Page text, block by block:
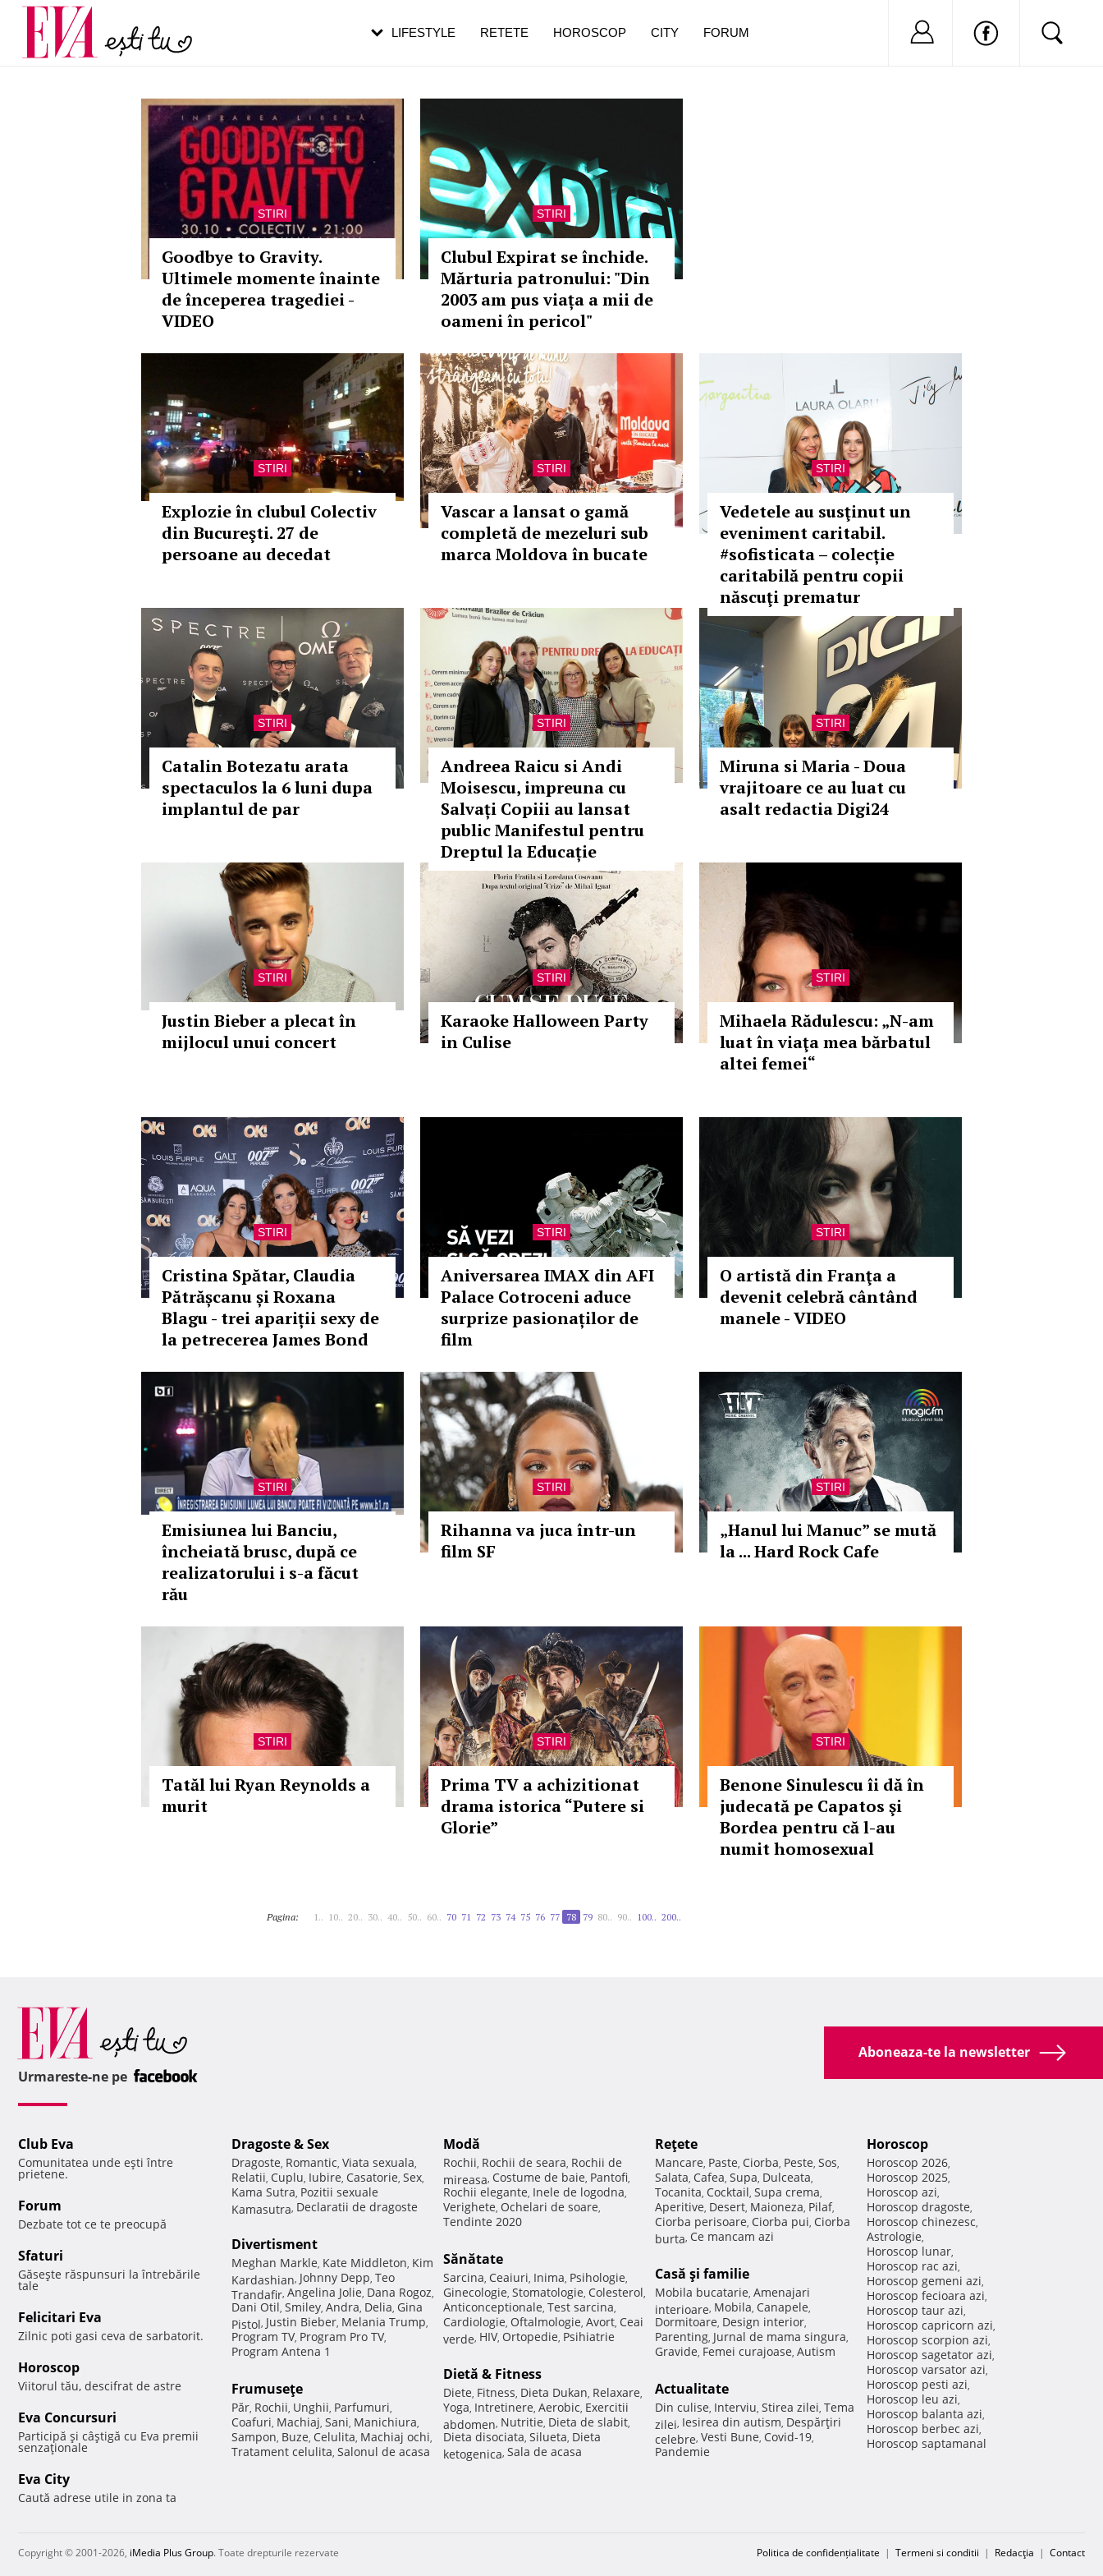
STIRI
Goodbye to Gravity.
Ultimele momente înainte
de începerea tragediei -
VIDEO
STIRI
Clubul Expirat se închide.
Mărturia patronului: "Din
2003 am pus viața a mii de
oameni în pericol"
STIRI
Explozie în clubul Colectiv
din Bucureşti. 27 de
persoane au decedat
STIRI
Vascar a lansat o gamă
completă de mezeluri sub
marca Moldova în bucate
STIRI
Vedetele au susţinut un
eveniment caritabil.
#sofisticata – colecție
caritabilă pentru copii
născuţi prematur
STIRI
Catalin Botezatu arata
spectaculos la 6 luni dupa
implantul de par
STIRI
Andreea Raicu si Andi
Moisescu, impreuna cu
Salvați Copiii au lansat
public Manifestul pentru
Dreptul la Educație
STIRI
Miruna si Maria - Doua
vrajitoare ce au luat cu
asalt redactia Digi24
STIRI
Justin Bieber a plecat în
mijlocul unui concert
STIRI
Karaoke Halloween Party
in Culise
STIRI
Mihaela Rădulescu: „N-am
luat în viaţa mea bărbatul
altei femei“
STIRI
Cristina Spătar, Claudia
Pătrășcanu și Roxana
Blagu - trei apariții sexy de
la petrecerea James Bond
STIRI
Aniversarea IMAX din AFI
Palace Cotroceni aduce
surprize pasionaților de
film
STIRI
O artistă din Franţa a
devenit celebră cântând
manele - VIDEO
STIRI
Emisiunea lui Banciu,
încheiată brusc, după ce
realizatorului i s-a făcut
rău
STIRI
Rihanna va juca într-un
film SF
STIRI
„Hanul lui Manuc” se mută
la ... Hard Rock Cafe
STIRI
Tatăl lui Ryan Reynolds a
murit
STIRI
Prima TV a achizitionat
drama istorica “Putere si
Glorie”
STIRI
Benone Sinulescu îi dă în
judecată pe Capatos şi
Bordea pentru că l-au
numit homosexual
Pagina: 1.. 10.. 20.. 30.. 40.. 50.. 60.. 70 71 72 73 74 75 76 77 78 79 80.. 90.. 100.. 200..
LIFESTYLE RETETE HOROSCOP CITY FORUM Nu ai cont?
Carieră
Actualitate
pe măsură ce înaintezi în vârstă
de dureroasă este investigația
Aboneaza-te la newsletter
Urmareste-ne pe
Club Eva
Comunitatea unde eşti între
prietene.
Forum
Dezbate tot ce te preocupă
Sfaturi
Găseşte răspunsuri la întrebările
tale
Felicitari Eva
Zilnic poti gasi ceva de sarbatorit.
Horoscop
Viitorul tău, descifrat de astre
Eva Concursuri
Participă şi câştigă cu Eva premii
senzaţionale
Eva City
Caută adrese utile in zona ta
Dragoste & Sex
Dragoste, Romantic, Viata sexuala,
Relatii, Cuplu, Iubire, Casatorie, Sex,
Kama Sutra, Pozitii sexuale
Kamasutra, Declaratii de dragoste
Divertisment
Meghan Markle, Kate Middleton, Kim
Kardashian, Johnny Depp, Teo
Trandafir, Angelina Jolie, Dana Rogoz,
Dani Otil, Smiley, Andra, Delia, Gina
Pistol, Justin Bieber, Melania Trump,
Program TV, Program Pro TV,
Program Antena 1
Frumuseţe
Păr, Rochii, Unghii, Parfumuri,
Coafuri, Machiaj, Sani, Manichiura,
Sampon, Buze, Celulita, Machiaj ochi,
Tratament celulita, Salonul de acasa
Modă
Rochii, Rochii de seara, Rochii de
mireasa, Costume de baie, Pantofi,
Rochii elegante, Inele de logodna,
Verighete, Ochelari de soare,
Tendinte 2020
Sănătate
Sarcina, Ceaiuri, Inima, Psihologie,
Ginecologie, Stomatologie, Colesterol,
Anticonceptionale, Test sarcina,
Cardiologie, Oftalmologie, Avort, Ceai
verde, HIV, Ortopedie, Psihiatrie
Dietă & Fitness
Diete, Fitness, Dieta Dukan, Relaxare,
Yoga, Intretinere, Aerobic, Exercitii
abdomen, Nutritie, Dieta de slabit,
Dieta disociata, Silueta, Dieta
ketogenica, Sala de acasa
Reţete
Mancare, Paste, Ciorba, Peste, Sos,
Salata, Cafea, Supa, Dulceata,
Tocanita, Cocktail, Supa crema,
Aperitive, Desert, Maioneza, Pilaf,
Ciorba perisoare, Ciorba pui, Ciorba
burta, Ce mancam azi
Casă şi familie
Mobila bucatarie, Amenajari
interioare, Mobila, Canapele,
Dormitoare, Design interior,
Parenting, Jurnal de mama singura,
Gravide, Femei curajoase, Autism
Actualitate
Din culise, Interviu, Stirea zilei, Tema
zilei, Iesirea din autism, Despărţiri
celebre, Vesti Bune, Covid-19,
Pandemie
Horoscop
Horoscop 2026,
Horoscop 2025,
Horoscop azi,
Horoscop dragoste,
Horoscop chinezesc,
Astrologie,
Horoscop lunar,
Horoscop rac azi,
Horoscop gemeni azi,
Horoscop fecioara azi,
Horoscop taur azi,
Horoscop capricorn azi,
Horoscop scorpion azi,
Horoscop sagetator azi,
Horoscop varsator azi,
Horoscop pesti azi,
Horoscop leu azi,
Horoscop balanta azi,
Horoscop berbec azi,
Horoscop saptamanal
Copyright © 2001-2026, iMedia Plus Group. Toate drepturile rezervate Politica de confidențialitate | Termeni si conditii | Redacţia | Contact